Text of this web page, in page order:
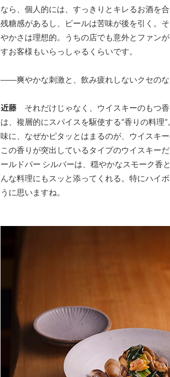
なら、個人的には、すっきりとキレるお酒を
残糖感があるし、ビールは苦味が後を引く。
やかさは理想的。うちの店でも意外とファン
すお客様もいらっしゃるくらいです。
――爽やかな刺激と、飲み疲れしないクセのな
近藤 それだけじゃなく、ウイスキーのもつ
は、複層的にスパイスを駆使する“香りの料理
味に、なぜかピタッとはまるのが、ウイスキ
この香りが突出しているタイプのウイスキー
ールドパー シルバーは、穏やかなスモーク香
んな料理にもスッと添ってくれる。特にハイ
うに思いますね。